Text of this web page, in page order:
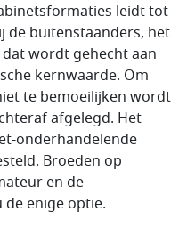
leidt tot
de buitenstaanders, het
wordt gehecht aan
kernwaarde. Om
te bemoeilijken wordt
afgelegd. Het
onderhandelende
Broeden op
en de
enige optie.